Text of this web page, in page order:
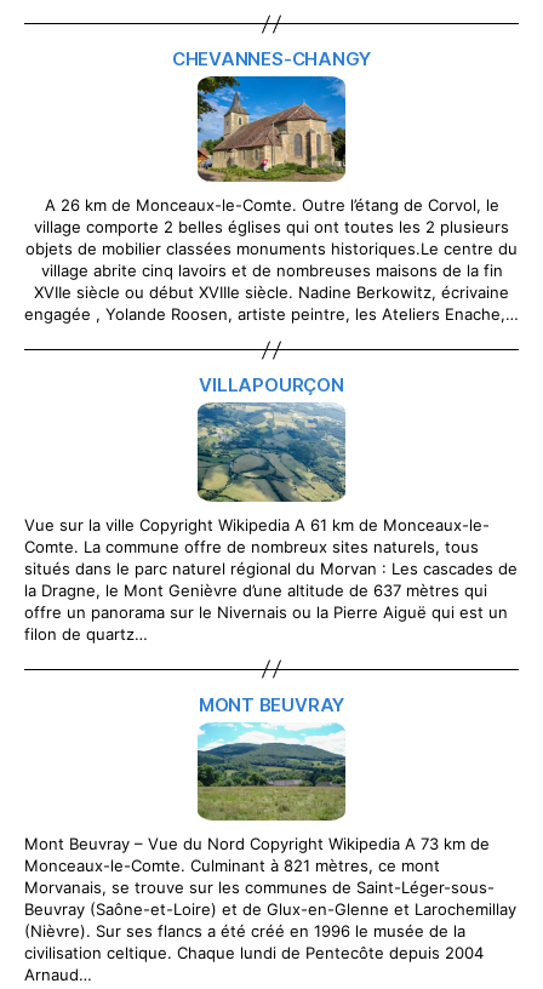
CHEVANNES-CHANGY
A 26 km de Monceaux-le-Comte. Outre l’étang de Corvol, le
village comporte 2 belles églises qui ont toutes les 2 plusieurs
objets de mobilier classées monuments historiques.Le centre du
village abrite cinq lavoirs et de nombreuses maisons de la fin
XVIIe siècle ou début XVIIIe siècle. Nadine Berkowitz, écrivaine
engagée , Yolande Roosen, artiste peintre, les Ateliers Enache,…
VILLAPOURÇON
Vue sur la ville Copyright Wikipedia A 61 km de Monceaux-le-
Comte. La commune offre de nombreux sites naturels, tous
situés dans le parc naturel régional du Morvan : Les cascades de
la Dragne, le Mont Genièvre d’une altitude de 637 mètres qui
offre un panorama sur le Nivernais ou la Pierre Aiguë qui est un
filon de quartz…
MONT BEUVRAY
Mont Beuvray – Vue du Nord Copyright Wikipedia A 73 km de
Monceaux-le-Comte. Culminant à 821 mètres, ce mont
Morvanais, se trouve sur les communes de Saint-Léger-sous-
Beuvray (Saône-et-Loire) et de Glux-en-Glenne et Larochemillay
(Nièvre). Sur ses flancs a été créé en 1996 le musée de la
civilisation celtique. Chaque lundi de Pentecôte depuis 2004
Arnaud…